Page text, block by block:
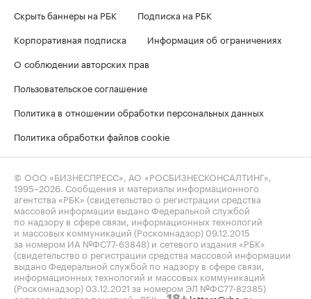
Скрыть баннеры на РБК
Подписка на РБК
Корпоративная подписка
Информация об ограничениях
О соблюдении авторских прав
Пользовательское соглашение
Политика в отношении обработки персональных данных
Политика обработки файлов cookie
© ООО «БИЗНЕСПРЕСС», АО «РОСБИЗНЕСКОНСАЛТИНГ»,
1995–2026 . Сообщения и материалы информационного
агентства «РБК» (свидетельство о регистрации средства
массовой информации выдано Федеральной службой
по надзору в сфере связи, информационных технологий
и массовых коммуникаций (Роскомнадзор) 09.12.2015
за номером ИА №ФС77-63848) и сетевого издания «РБК»
(свидетельство о регистрации средства массовой информации
выдано Федеральной службой по надзору в сфере связи,
информационных технологий и массовых коммуникаций
(Роскомнадзор) 03.12.2021 за номером ЭЛ №ФС77-82385)